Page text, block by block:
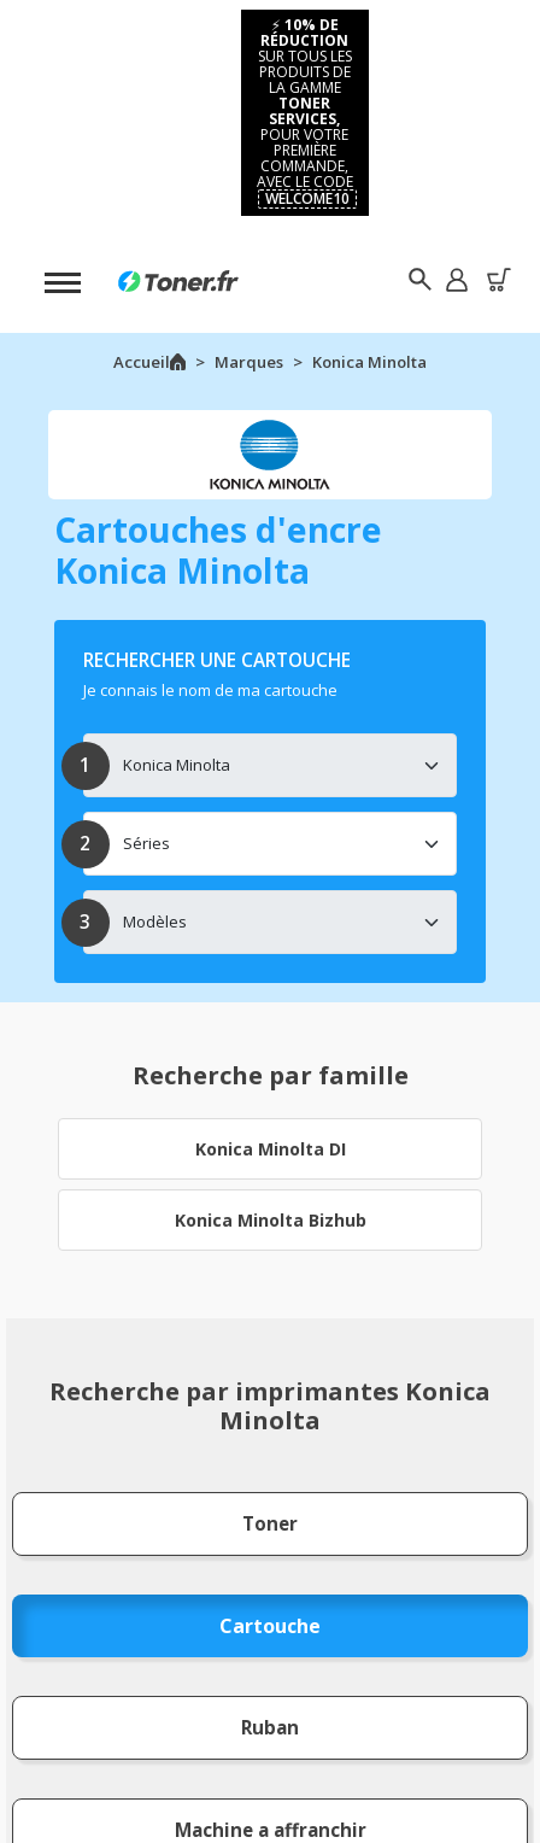
⚡ 10% DE
RÉDUCTION
SUR TOUS LES
PRODUITS DE
LA GAMME
TONER
SERVICES,
POUR VOTRE
PREMIÈRE
COMMANDE,
AVEC LE CODE
WELCOME10
Accueil Marques Konica Minolta
Cartouches d'encre
Konica Minolta
RECHERCHER UNE CARTOUCHE
Je connais le nom de ma cartouche
Recherche par famille
Konica Minolta DI
Konica Minolta Bizhub
Recherche par imprimantes Konica
Minolta
Toner
Cartouche
Ruban
Machine a affranchir